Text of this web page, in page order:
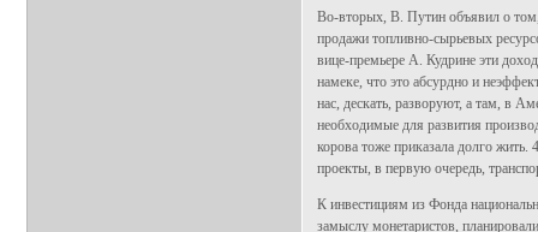
Во-вторых, В. Путин объявил о том,
продажи топливно-сырьевых
вице-премьере А. Кудрине эти
намеке, что это абсурдно и
нас, дескать, разворуют, а там, в
необходимые для развития
корова тоже приказала долго
проекты, в первую очередь,
К инвестициям из Фонда
замыслу монетаристов,